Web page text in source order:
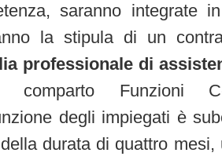
saranno integrate
la stipula di un
professionale di
comparto Funzioni
degli impiegati è
durata di quattro mesi,